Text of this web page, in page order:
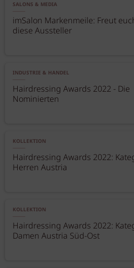
SALONS & MEDIA
imSalon Markenmeile: Freut
diese Aussteller
INDUSTRIE & HANDEL
Hairdressing Awards 2022 - Die
Nominierten
KOLLEKTION
Hairdressing Awards 2022:
Herren Austria
KOLLEKTION
Hairdressing Awards 2022:
Damen Austria Süd-Ost